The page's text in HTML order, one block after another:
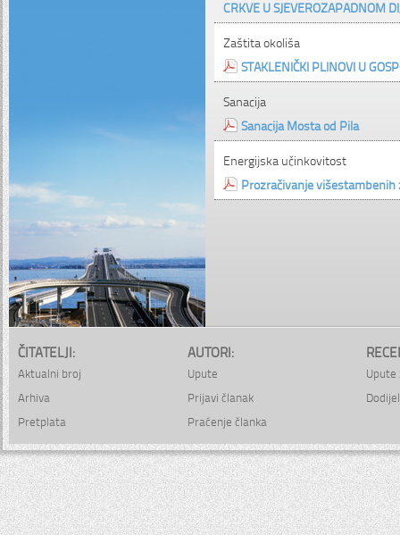
CRKVE U SJEVEROZAPADNOM
Zaštita okoliša
STAKLENIČKI PLINOVI U
Sanacija
Sanacija Mosta od Pila
Energijska učinkovitost
Prozračivanje višestambenih
ČITATELJI:
Aktualni broj
Arhiva
Pretplata
AUTORI:
Upute
Prijavi članak
Praćenje članka
Upute